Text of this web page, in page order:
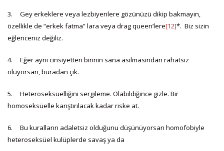
3. Gey erkeklere veya lezbiyenlere gözünüzü dikip bakmayın,
özellikle de “erkek fatma” lara veya drag queen’lere[12]*. Biz sizin
eğlenceniz değiliz.
4. Eğer aynı cinsiyetten birinin sana asılmasından rahatsız
oluyorsan, buradan çık.
5. Heteroseksüelliğini sergileme. Olabildiğince gizle. Bir
homoseksüelle karıştırılacak kadar riske at.
6. Bu kuralların adaletsiz olduğunu düşünüyorsan homofobiyle
heteroseksüel kulüplerde savaş ya da